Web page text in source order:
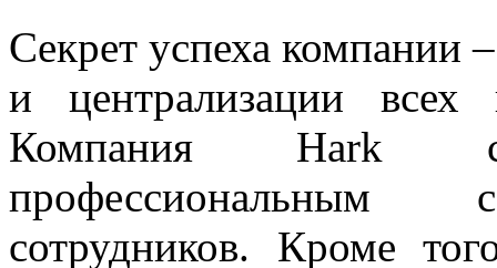
Секрет успеха компании
и централизации всех
Компания Hark
профессиональным
сотрудников. Кроме